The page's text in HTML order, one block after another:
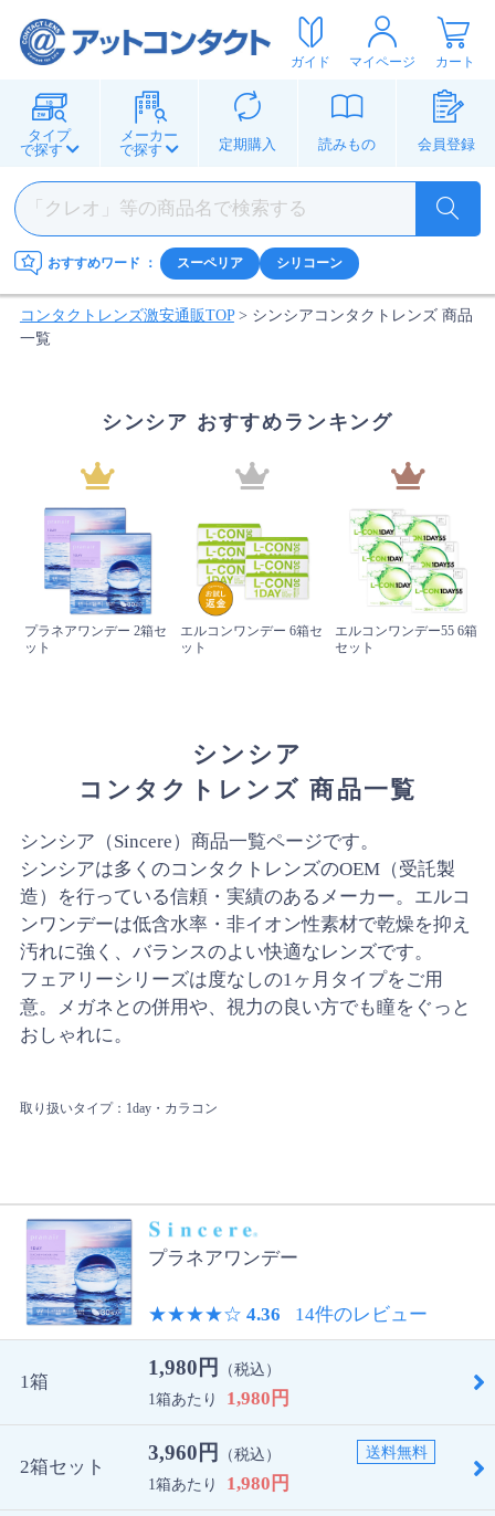
ガイド マイページ カート
タイプ
で探す
メーカー
で探す
定期購入 読みもの 会員登録
おすすめワード ： スーペリア シリコーン
コンタクトレンズ激安通販TOP> シンシアコンタクトレンズ 商品
一覧
シンシア
コンタクトレンズ 商品一覧
シンシア（Sincere）商品一覧ページです。
シンシアは多くのコンタクトレンズのOEM（受託製
造）を行っている信頼・実績のあるメーカー。エルコ
ンワンデーは低含水率・非イオン性素材で乾燥を抑え
汚れに強く、バランスのよい快適なレンズです。
フェアリーシリーズは度なしの1ヶ月タイプをご用
意。メガネとの併用や、視力の良い方でも瞳をぐっと
おしゃれに。
取り扱いタイプ：1day・カラコン
シンシア おすすめランキング
プラネアワンデー 2箱セ
ット
エルコンワンデー 6箱セ
ット
エルコンワンデー55 6箱
セット
プラネアワンデー
★★★★☆ 4.36 14件のレビュー
1箱
1,980円
（税込）
1箱あたり
1,980円
2箱セット
3,960円
（税込）
1箱あたり
1,980円
送料無料